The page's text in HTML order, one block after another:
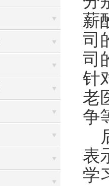
薪
司
司
针
老
争
表
学